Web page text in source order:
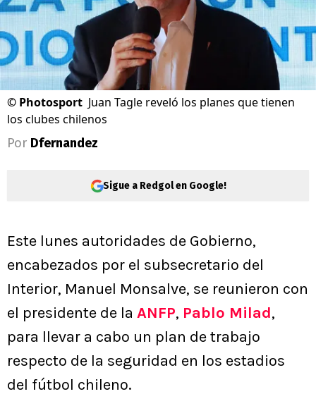
© Photosport Juan Tagle reveló los planes que tienen
los clubes chilenos
Por Dfernandez
Sigue a Redgol en Google!
Este lunes autoridades de Gobierno,
encabezados por el subsecretario del
Interior, Manuel Monsalve, se reunieron con
el presidente de la ANFP, Pablo Milad,
para llevar a cabo un plan de trabajo
respecto de la seguridad en los estadios
del fútbol chileno.